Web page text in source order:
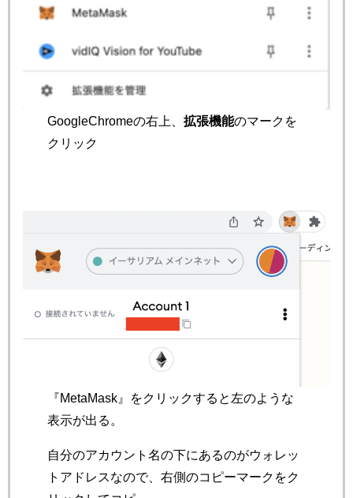
GoogleChromeの右上、拡張機能のマークを
クリック
『MetaMask』をクリックすると左のような
表示が出る。
自分のアカウント名の下にあるのがウォレッ
トアドレスなので、右側のコピーマークをク